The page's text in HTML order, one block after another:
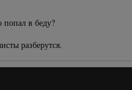
попал в беду?
разберутся.